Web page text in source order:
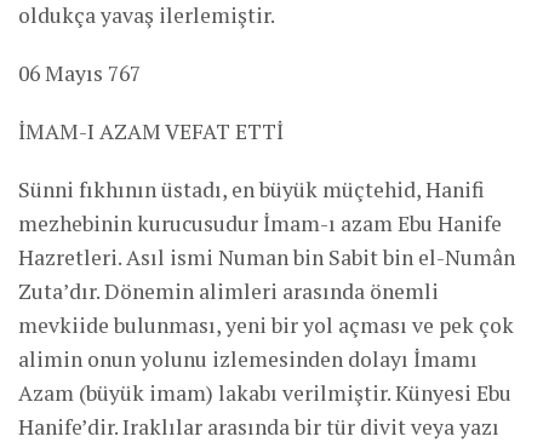
oldukça yavaş ilerlemiştir.
06 Mayıs 767
İMAM-I AZAM VEFAT ETTİ
Sünni fıkhının üstadı, en büyük müçtehid, Hanifi
mezhebinin kurucusudur İmam-ı azam Ebu Hanife
Hazretleri. Asıl ismi Numan bin Sabit bin el-Numân
Zuta’dır. Dönemin alimleri arasında önemli
mevkiide bulunması, yeni bir yol açması ve pek çok
alimin onun yolunu izlemesinden dolayı İmamı
Azam (büyük imam) lakabı verilmiştir. Künyesi Ebu
Hanife’dir. Iraklılar arasında bir tür divit veya yazı